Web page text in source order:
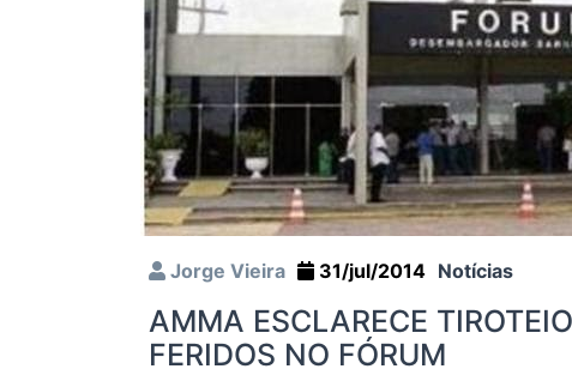
Jorge Vieira 31/jul/2014 Notícias
AMMA ESCLARECE
FERIDOS NO FÓRUM